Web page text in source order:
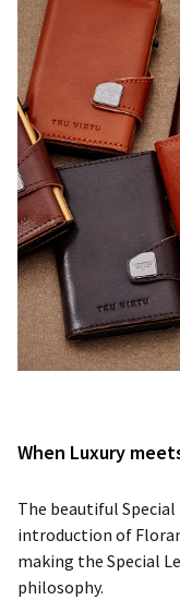
When Luxury
The beautiful
introduction of
making the Special
philosophy.